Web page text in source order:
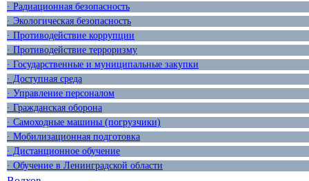
· Радиационная безопасность
· Экологическая безопасность
· Противодействие коррупции
· Противодействие терроризму
· Государственные и муниципальные закупки
· Доступная среда
· Управление персоналом
· Гражданская оборона
· Самоходные машины (погрузчики)
· Мобилизационная подготовка
· Дистанционное обучение
· Обучение в Ленинградской области